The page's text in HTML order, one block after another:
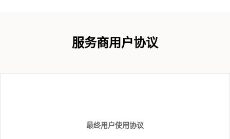
服务商用户协议
最终用户使用协议